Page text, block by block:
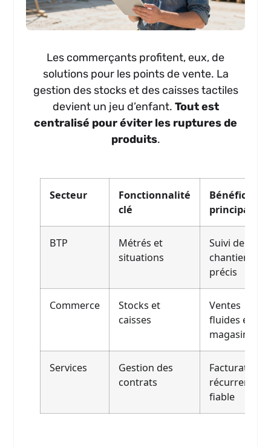
Les commerçants profitent, eux, de
solutions pour les points de vente. La
gestion des stocks et des caisses tactiles
devient un jeu d’enfant. Tout est
centralisé pour éviter les ruptures de
produits.
Secteur
Fonctionnalité
clé
Bénéfice
principal
BTP
Métrés et
situations
Suivi de
chantier
précis
Commerce
Stocks et
caisses
Ventes
fluides en
magasin
Services
Gestion des
contrats
Facturation
récurrente
fiable